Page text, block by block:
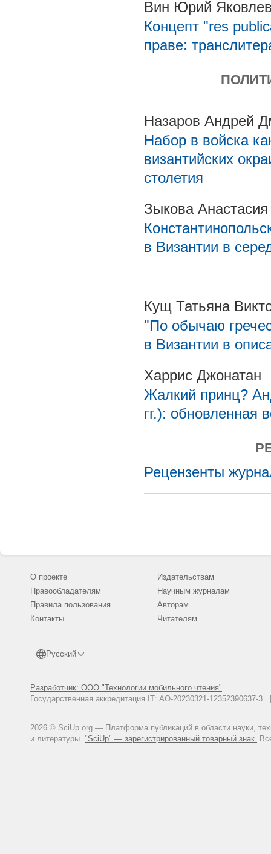
Вин Юрий
Концепт "res
праве:
Назаров Андрей
Набор в войска
византийских
столетия
Зыкова
в Византии в
Кущ Татьяна
"По обычаю
в Византии в
Харрис Джонатан
Жалкий принц?
гг.): обновленная
Рецензенты
О проекте
Правообладателям
Правила пользования
Контакты
Русский
Разработчик: ООО "Технологии мобильного чтения"
Государственная аккредитация IT: АО-20230321-
2026 © SciUp.org — Платформа публикаций в области науки,
и литературы. "SciUp" — зарегистрированный товарный знак.
Издательствам
Научным журналам
Авторам
Читателям